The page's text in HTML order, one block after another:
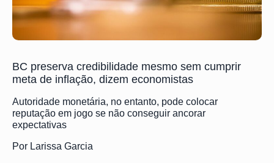
BC preserva credibilidade mesmo sem cumprir
meta de inflação, dizem economistas
Autoridade monetária, no entanto, pode colocar
reputação em jogo se não conseguir ancorar
expectativas
Por Larissa Garcia